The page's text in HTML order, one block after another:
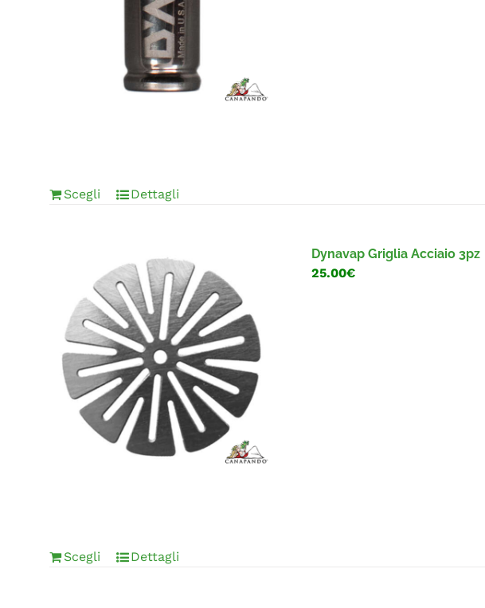
Scegli Dettagli
Dynavap Griglia Acciaio 3pz
25.00€
Scegli Dettagli